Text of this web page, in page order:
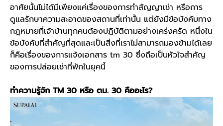
อาศัยนั้นไม่ได้มีเพียงแค่เรื่องของการทำสัญญาเช่า หรือการ
ดูแลรักษาความสะอาดของสถานที่เท่านั้น แต่ยังมีข้อบังคับทาง
กฎหมายที่เจ้าบ้านทุกคนต้องปฏิบัติตามอย่างเคร่งครัด หนึ่งใน
ข้อบังคับที่สำคัญที่สุดและเป็นสิ่งที่เราไม่สามารถมองข้ามได้เลย
ก็คือเรื่องของการแจ้งเอกสาร tm 30 ซึ่งถือเป็นหัวใจสำคัญ
ของการปล่อยเช่าที่พักในยุคนี้
ทำความรู้จัก TM 30 หรือ ตม. 30 คืออะไร?